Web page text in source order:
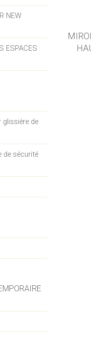
NEW
ESPACES
glissière de
de sécurité